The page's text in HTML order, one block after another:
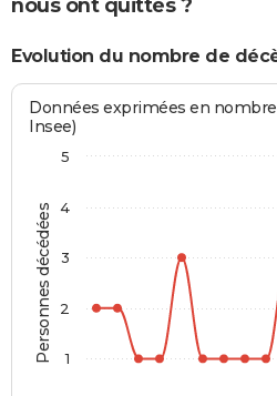
nous ont quittés ?
Evolution du nombre de
Personnes décédées
Données exprimées en nombre
Insee)
1
2
3
4
5